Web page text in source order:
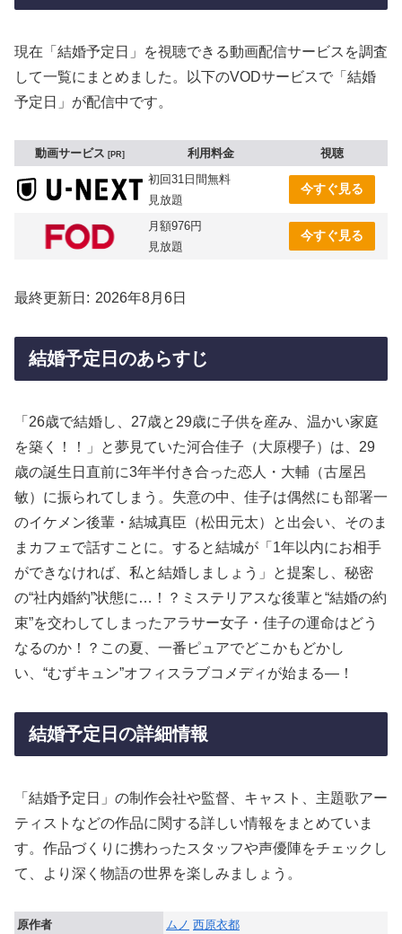
現在「結婚予定日」を視聴できる動画配信サービスを調査
して一覧にまとめました。以下のVODサービスで「結婚
予定日」が配信中です。
動画サービス PR 利用料金
視聴
初回31日間無料
見放題
今すぐ見る
月額976円
見放題
今すぐ見る
最終更新日 2026年8月6日
結婚予定日のあらすじ
「26歳で結婚し、27歳と29歳に子供を産み、温かい家庭
を築く！！」と夢見ていた河合佳子（大原櫻子）は、29
歳の誕生日直前に3年半付き合った恋人・大輔（古屋呂
敏）に振られてしまう。失意の中、佳子は偶然にも部署一
のイケメン後輩・結城真臣（松田元太）と出会い、そのま
まカフェで話すことに。すると結城が「1年以内にお相手
ができなければ、私と結婚しましょう」と提案し、秘密
の“社内婚約”状態に…！？ミステリアスな後輩と“結婚の約
束”を交わしてしまったアラサー女子・佳子の運命はどう
なるのか！？この夏、一番ピュアでどこかもどかし
い、“むずキュン”オフィスラブコメディが始まる―！
結婚予定日の詳細情報
「結婚予定日」の制作会社や監督、キャスト、主題歌アー
ティストなどの作品に関する詳しい情報をまとめていま
す。作品づくりに携わったスタッフや声優陣をチェックし
て、より深く物語の世界を楽しみましょう。
原作者 ムノ 西原衣都